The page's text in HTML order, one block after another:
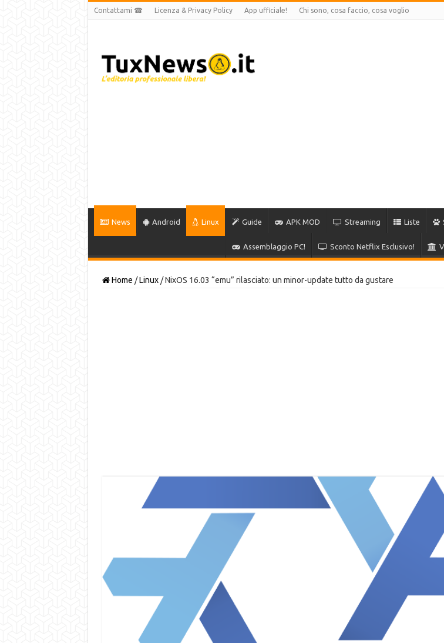
Contattami ☎ Licenza & Privacy Policy App ufficiale! Chi sono, cosa faccio, cosa voglio
News Android Linux Guide APK MOD Streaming Liste
Assemblaggio PC! Sconto Netflix Esclusivo!
Home / Linux / NixOS 16.03 “emu” rilasciato: un minor-update tutto da gustare